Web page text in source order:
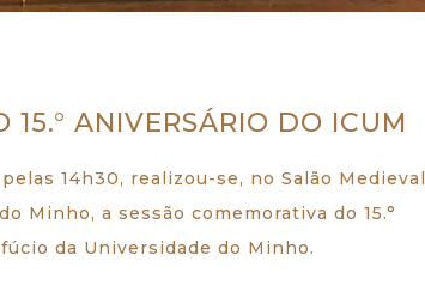
15.° ANIVERSÁRIO DO ICUM
14h30, realizou-se, no Salão Medieval
Minho, a sessão comemorativa do 15.°
da Universidade do Minho.